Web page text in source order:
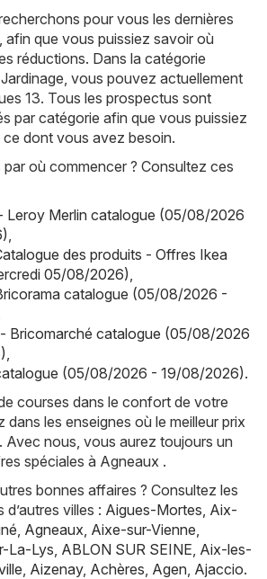
pour vous les dernières
que vous puissiez savoir où
réductions. Dans la catégorie
vous pouvez actuellement
13. Tous les prospectus sont
par catégorie afin que vous puissiez
dont vous avez besoin.
où commencer ? Consultez ces
Leroy Merlin catalogue (05/08/2026
des produits - Offres Ikea
05/08/2026)
catalogue (05/08/2026 -
Bricomarché catalogue (05/08/2026
(05/08/2026 - 19/08/2026).
courses dans le confort de votre
les enseignes où le meilleur prix
Avec nous, vous aurez toujours un
spéciales à Agneaux .
bonnes affaires ? Consultez les
villes : Aigues-Mortes Aix-
Agneaux Aixe-sur-Vienne
La-Lys ABLON SUR SEINE Aix-les-
Aizenay, Achères Agen Ajaccio.